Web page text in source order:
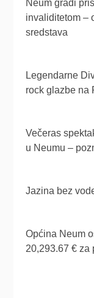
Neum gradi
invaliditetom –
sredstava
Legendarne
rock glazbe na
Večeras
u Neumu –
Jazina bez
Općina Neum
20,293.67 € za